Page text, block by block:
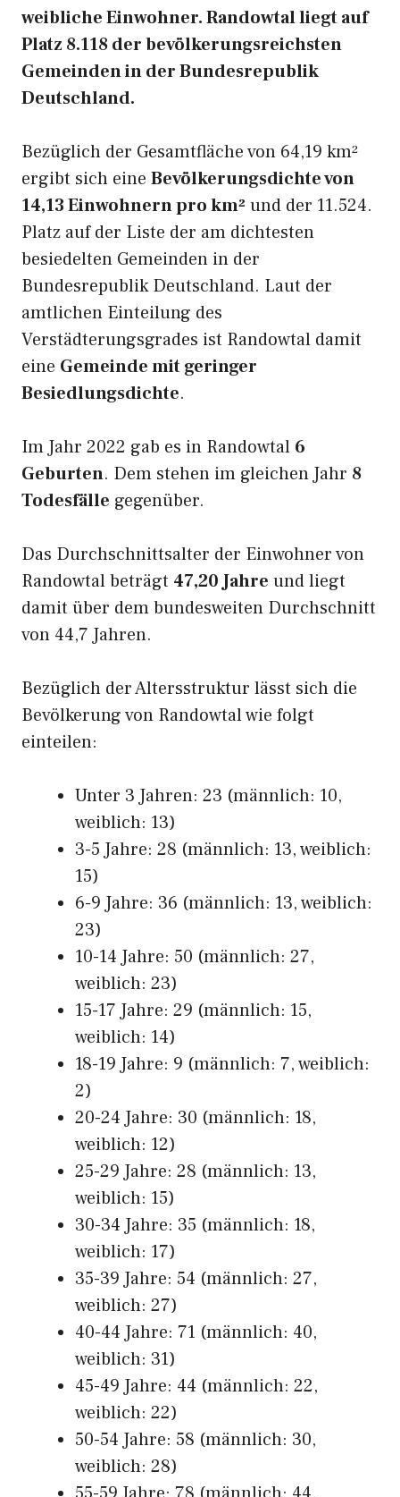
weibliche Einwohner. Randowtal liegt auf
Platz 8.118 der bevölkerungsreichsten
Gemeinden in der Bundesrepublik
Deutschland.
Bezüglich der Gesamtfläche von 64,19 km²
ergibt sich eine Bevölkerungsdichte von
14,13 Einwohnern pro km² und der 11.524.
Platz auf der Liste der am dichtesten
besiedelten Gemeinden in der
Bundesrepublik Deutschland. Laut der
amtlichen Einteilung des
Verstädterungsgrades ist Randowtal damit
eine Gemeinde mit geringer
Besiedlungsdichte.
Im Jahr 2022 gab es in Randowtal 6
Geburten. Dem stehen im gleichen Jahr 8
Todesfälle gegenüber.
Das Durchschnittsalter der Einwohner von
Randowtal beträgt 47,20 Jahre und liegt
damit über dem bundesweiten Durchschnitt
von 44,7 Jahren.
Bezüglich der Altersstruktur lässt sich die
Bevölkerung von Randowtal wie folgt
einteilen:
Unter 3 Jahren: 23 (männlich: 10,
weiblich: 13)
3-5 Jahre: 28 (männlich: 13, weiblich:
15)
6-9 Jahre: 36 (männlich: 13, weiblich:
23)
10-14 Jahre: 50 (männlich: 27,
weiblich: 23)
15-17 Jahre: 29 (männlich: 15,
weiblich: 14)
18-19 Jahre: 9 (männlich: 7, weiblich:
2)
20-24 Jahre: 30 (männlich: 18,
weiblich: 12)
25-29 Jahre: 28 (männlich: 13,
weiblich: 15)
30-34 Jahre: 35 (männlich: 18,
weiblich: 17)
35-39 Jahre: 54 (männlich: 27,
weiblich: 27)
40-44 Jahre: 71 (männlich: 40,
weiblich: 31)
45-49 Jahre: 44 (männlich: 22,
weiblich: 22)
50-54 Jahre: 58 (männlich: 30,
weiblich: 28)